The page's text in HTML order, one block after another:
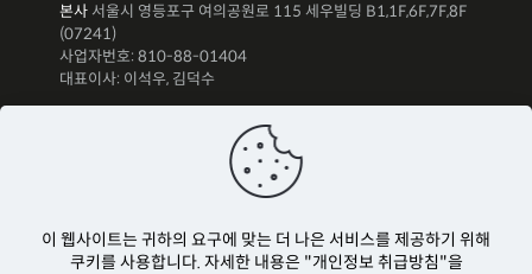
이 웹사이트는 귀하의 요구에 맞는 더 나은 서비스를 제공하기 위해
쿠키를 사용합니다. 자세한 내용은 "개인정보 취급방침"을
본사 서울시 영등포구 여의공원로 115 세우빌딩 B1,1F,6F,7F,8F
(07241)
사업자번호: 810-88-01404
대표이사: 이석우, 김덕수